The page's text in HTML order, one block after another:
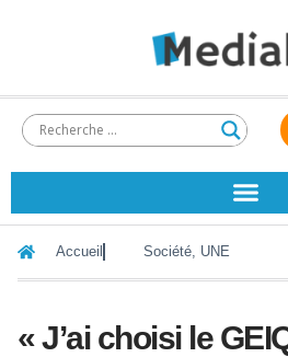
Accueil Société, UNE
« J’ai choisi le